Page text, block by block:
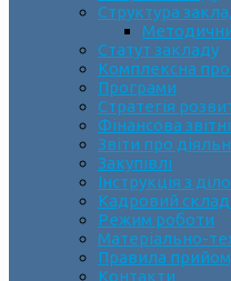
Структура
Статут закладу
Комплексна
Програми
Стратегія
Фінансова
Звіти про
Закупівлі
Інструкція з
Кадровий
Режим роботи
Матеріально-
Правила
Контакти